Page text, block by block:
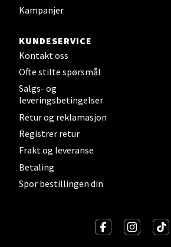
Kampanjer
KUNDESERVICE
Kontakt oss
Ofte stilte spørsmål
Salgs- og
leveringsbetingelser
Retur og reklamasjon
Registrer retur
Frakt og leveranse
Betaling
Spor bestillingen din
Leirvik - Stord
Torgbakken 2, 5401 Stord
Åpent i dag 10-17
0 i butikk
Oslo - Thon Senter Storo